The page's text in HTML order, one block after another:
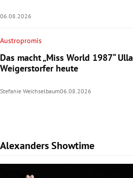
06.08.2026
Austropromis
Das macht „Miss World 1987“ Ulla
Weigerstorfer heute
Stefanie Weichselbaum06.08.2026
Alexanders Showtime
Slide 1 von 10